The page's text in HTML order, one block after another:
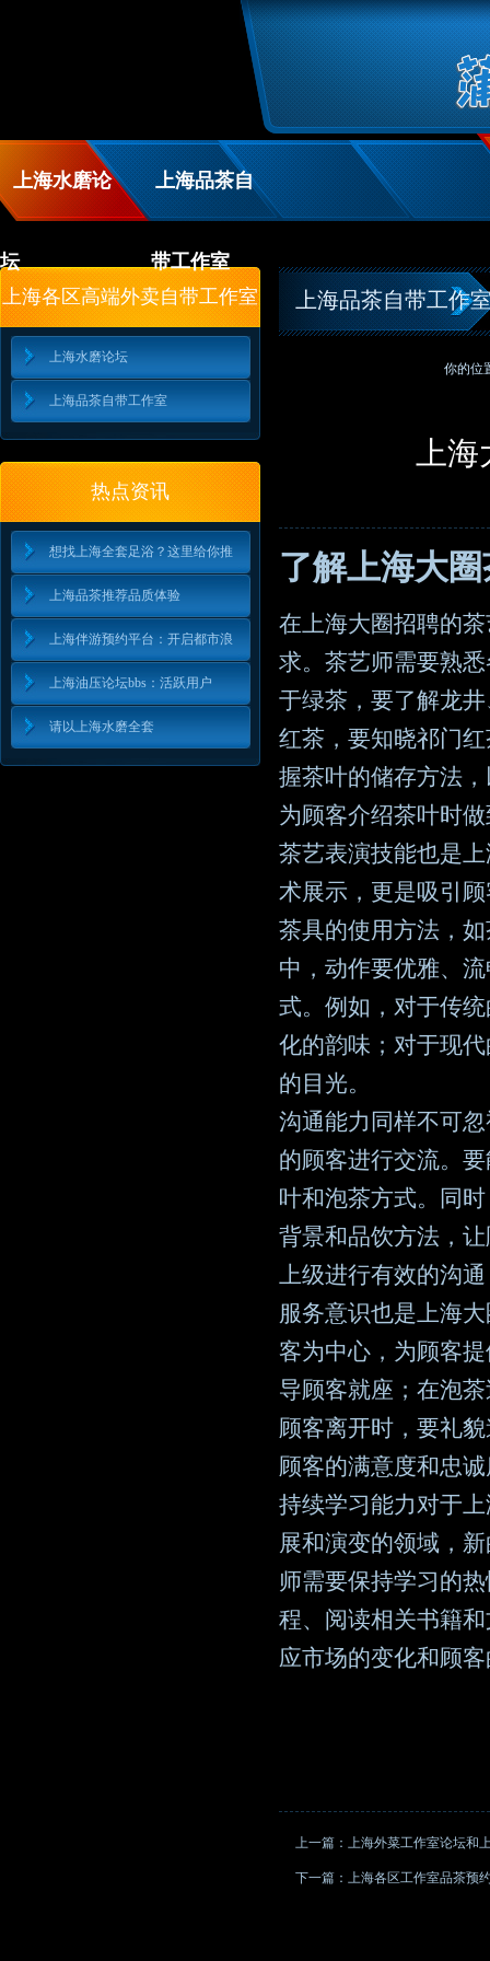
上海水磨论
坛
上海品茶自
带工作室
上海各区高端外卖自带工作室
上海水磨论坛
上海品茶自带工作室
热点资讯
想找上海全套足浴？这里给你推
上海品茶推荐品质体验
上海伴游预约平台：开启都市浪
上海油压论坛bbs：活跃用户
请以上海水磨全套
上海品茶自带工作
你的位
上
了解上海大
在上海大圈招聘的
求。茶艺师需要熟
于绿茶，要了解龙
红茶，要知晓祁门
握茶叶的储存方法
为顾客介绍茶叶时
茶艺表演技能也是
术展示，更是吸引
茶具的使用方法，
中，动作要优雅、
式。例如，对于传
化的韵味；对于现
的目光。
沟通能力同样不可
的顾客进行交流。
叶和泡茶方式。同
背景和品饮方法，
上级进行有效的沟
服务意识也是上海
客为中心，为顾客
导顾客就座；在泡
顾客离开时，要礼
顾客的满意度和忠
持续学习能力对于
展和演变的领域，
师需要保持学习的
程、阅读相关书籍
应市场的变化和顾
上一篇： 上海外菜工作室论坛和
下一篇： 上海各区工作室品茶预